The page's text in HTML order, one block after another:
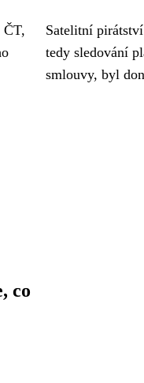
ČT,
Satelitní
tedy sledování
smlouvy, byl
co